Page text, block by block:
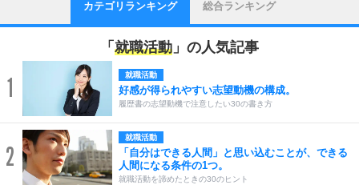
カテゴリランキング 総合ランキング
「 就職活動 」の人気記事
1 就職活動
好感が得られやすい志望動機の構成。
履歴書の志望動機で注意したい30の書き方
2
就職活動
「自分はできる人間」と思い込むことが、できる
人間になる条件の1つ。
就職活動を諦めたときの30のヒント